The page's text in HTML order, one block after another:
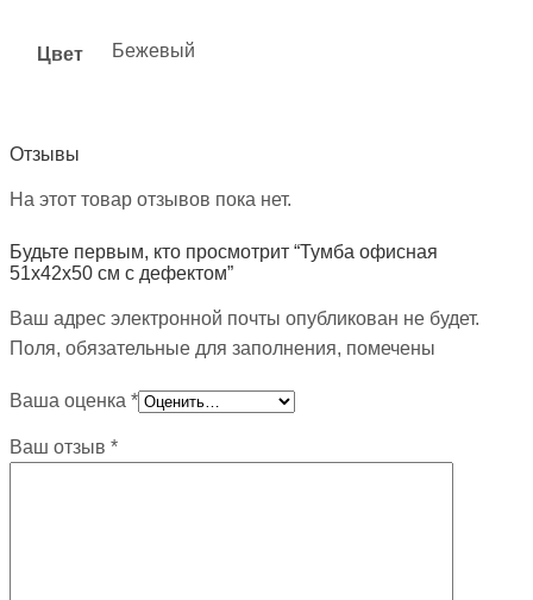
Цвет Бежевый
Отзывы
На этот товар отзывов пока нет.
Будьте первым, кто просмотрит “Тумба офисная
51х42х50 см с дефектом”
Ваш адрес электронной почты опубликован не будет.
Поля, обязательные для заполнения, помечены
Ваша оценка *
Ваш отзыв *